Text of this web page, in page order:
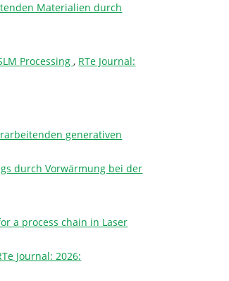
Materialien durch
Processing, RTe Journal:
generativen
durch Vorwärmung bei der
a process chain in Laser
Journal: 2026: